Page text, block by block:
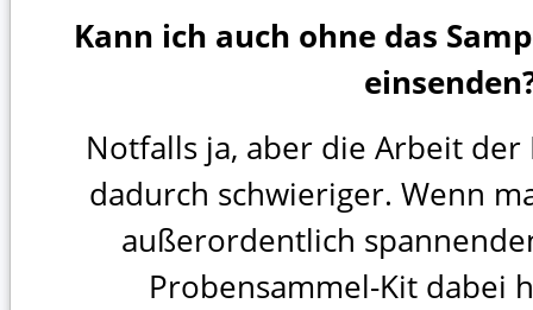
Kann ich auch ohne das
Notfalls ja, aber die Arbeit
dadurch schwieriger. Wenn
außerordentlich
Probensammel-Kit dabei